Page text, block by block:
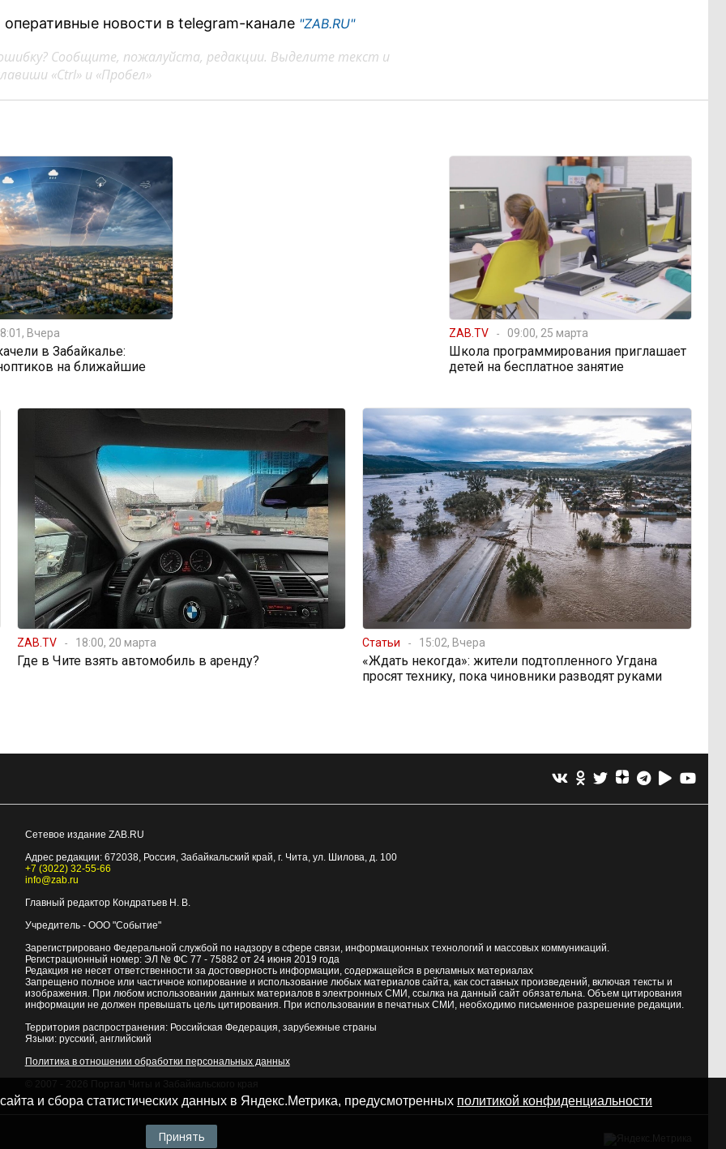
новости в telegram-канале "ZAB.RU"
Сообщите, пожалуйста, редакции. Выделите текст и
«Ctrl» и «Пробел»
Вчера
в Забайкалье:
на ближайшие
ZAB.TV 09:00, 25 марта
Школа программирования приглашает
детей на бесплатное занятие
ZAB.TV 18:00, 20 марта
Где в Чите взять автомобиль в аренду?
Статьи 15:02, Вчера
«Ждать некогда»: жители подтопленного Угдана
просят технику, пока чиновники разводят руками
Сетевое издание ZAB.RU
Адрес редакции: 672038, Россия, Забайкальский край, г. Чита, ул. Шилова, д. 100
+7 (3022) 32-55-66
info@zab.ru
Главный редактор Кондратьев Н. В.
Учредитель - ООО "Событие"
Зарегистрировано Федеральной службой по надзору в сфере связи, информационных технологий и массовых коммуникаций.
Регистрационный номер: ЭЛ № ФС 77 - 75882 от 24 июня 2019 года
Редакция не несет ответственности за достоверность информации, содержащейся в рекламных материалах
Запрещено полное или частичное копирование и использование любых материалов сайта, как составных произведений, включая тексты и
изображения. При любом использовании данных материалов в электронных СМИ, ссылка на данный сайт обязательна. Объем цитирования
информации не должен превышать цель цитирования. При использовании в печатных СМИ, необходимо письменное разрешение редакции.
Территория распространения: Российская Федерация, зарубежные страны
Языки: русский, английский
Политика в отношении обработки персональных данных
и сбора статистических данных в Яндекс.Метрика, предусмотренных политикой конфиденциальности
Принять